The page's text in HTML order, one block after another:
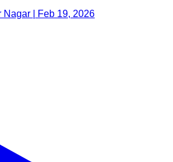
Nagar | Feb 19, 2026